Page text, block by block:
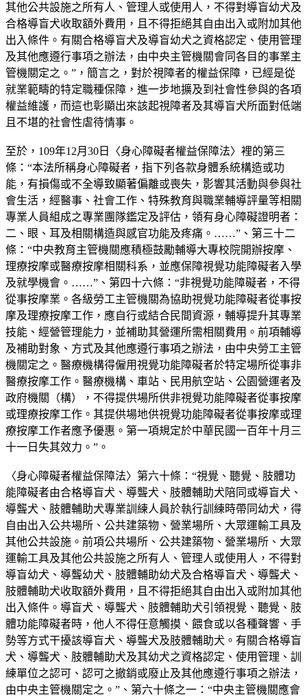
其他公共設施之所有人、管理人或使用人，不得對導盲幼犬及
合格導盲犬收取額外費用，且不得拒絕其自由出入或附加其他
出入條件。有關合格導盲犬及導盲幼犬之資格認定、使用管理
及其他應遵行事項之辦法，由中央主管機關會同各目的事業主
管機關定之。”，簡言之，對於視障者的權益保障，已經是從
就業範疇的特定職種保障，進一步地擴及到社會性參與的各項
權益維護，而這也彰顯出來該起視障者及其導盲犬所面對低端
且不堪的社會性虐待情事。
至於，109年12月30日〈身心障礙者權益保障法〉裡的第三
條：“本法所稱身心障礙者，指下列各款身體系統構造或功
能，有損傷或不全導致顯著偏離或喪失，影響其活動與參與社
會生活，經醫事、社會工作、特殊教育與職業輔導評量等相關
專業人員組成之專業團隊鑑定及評估，領有身心障礙證明者：
二、眼、耳及相關構造與感官功能及疼痛。……”、第三十二
條：“中央教育主管機關應積極鼓勵輔導大專校院開辦按摩、
理療按摩或醫療按摩相關科系，並應保障視覺功能障礙者入學
及就學機會。……”、第四十六條：“非視覺功能障礙者，不得
從事按摩業。各級勞工主管機關為協助視覺功能障礙者從事按
摩及理療按摩工作，應自行或結合民間資源，輔導提升其專業
技能、經營管理能力，並補助其營運所需相關費用。前項輔導
及補助對象、方式及其他應遵行事項之辦法，由中央勞工主管
機關定之。醫療機構得僱用視覺功能障礙者於特定場所從事非
醫療按摩工作。醫療機構、車站、民用航空站、公園營運者及
政府機關（構），不得提供場所供非視覺功能障礙者從事按摩
或理療按摩工作。其提供場地供視覺功能障礙者從事按摩或理
療按摩工作者應予優惠。第一項規定於中華民國一百年十月三
十一日失其效力。”。
〈身心障礙者權益保障法〉第六十條：“視覺、聽覺、肢體功
能障礙者由合格導盲犬、導聾犬、肢體輔助犬陪同或導盲犬、
導聾犬、肢體輔助犬專業訓練人員於執行訓練時帶同幼犬，得
自由出入公共場所、公共建築物、營業場所、大眾運輸工具及
其他公共設施。前項公共場所、公共建築物、營業場所、大眾
運輸工具及其他公共設施之所有人、管理人或使用人，不得對
導盲幼犬、導聾幼犬、肢體輔助幼犬及合格導盲犬、導聾犬、
肢體輔助犬收取額外費用，且不得拒絕其自由出入或附加其他
出入條件。導盲犬、導聾犬、肢體輔助犬引領視覺、聽覺、肢
體功能障礙者時，他人不得任意觸摸、餵食或以各種聲響、手
勢等方式干擾該導盲犬、導聾犬及肢體輔助犬。有關合格導盲
犬、導聾犬、肢體輔助犬及其幼犬之資格認定、使用管理、訓
練單位之認可、認可之撤銷或廢止及其他應遵行事項之辦法，
由中央主管機關定之。”、第六十條之一：“中央主管機關應會